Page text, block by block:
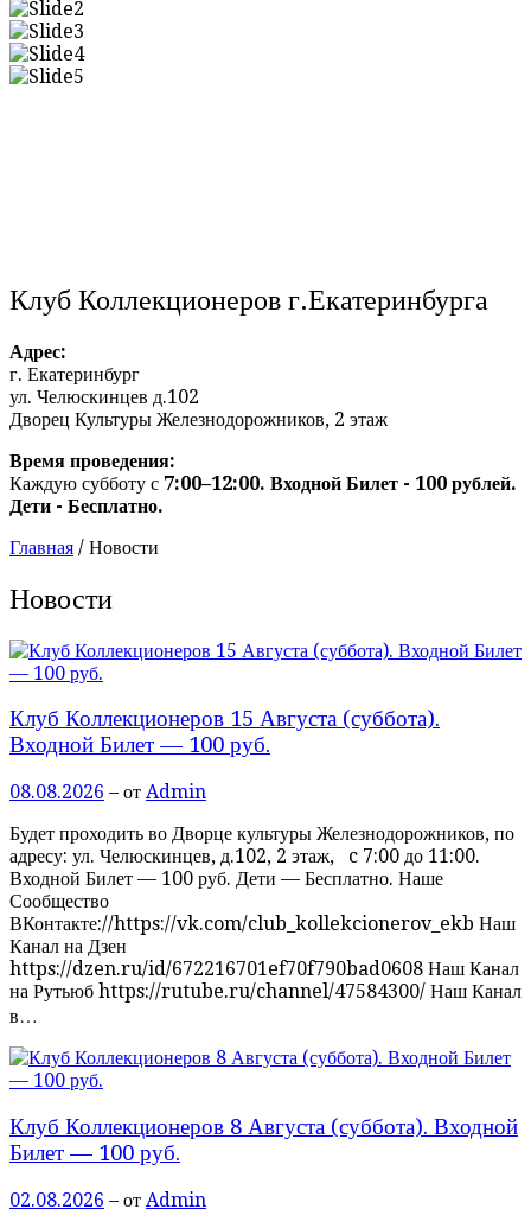
Клуб Коллекционеров г.Екатеринбурга
Адрес:
г. Екатеринбург
ул. Челюскинцев д.102
Дворец Культуры Железнодорожников, 2 этаж
Время проведения:
Каждую субботу с 7:00–12:00. Входной Билет - 100 рублей.
Дети - Бесплатно.
Главная / Новости
Новости
Клуб Коллекционеров 15 Августа (суббота).
Входной Билет — 100 руб.
08.08.2026 – от Admin
Будет проходить во Дворце культуры Железнодорожников, по
адресу: ул. Челюскинцев, д.102, 2 этаж, c 7:00 до 11:00.
Входной Билет — 100 руб. Дети — Бесплатно. Наше
Сообщество
ВКонтакте://https://vk.com/club_kollekcionerov_ekb Наш
Канал на Дзен
https://dzen.ru/id/672216701ef70f790bad0608 Наш Канал
на Рутьюб https://rutube.ru/channel/47584300/ Наш Канал
в…
Клуб Коллекционеров 8 Августа (суббота). Входной
Билет — 100 руб.
02.08.2026 – от Admin